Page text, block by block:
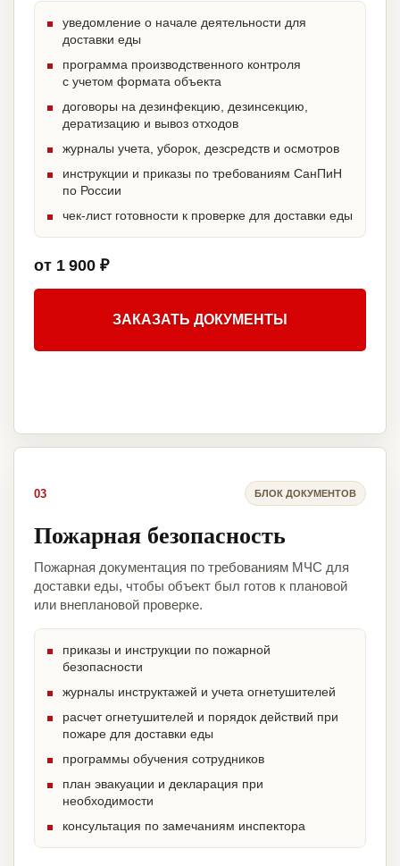
уведомление о начале деятельности для
доставки еды
программа производственного контроля
с учетом формата объекта
договоры на дезинфекцию, дезинсекцию,
дератизацию и вывоз отходов
журналы учета, уборок, дезсредств и осмотров
инструкции и приказы по требованиям СанПиН
по России
чек-лист готовности к проверке для доставки еды
от 1 900 ₽
ЗАКАЗАТЬ ДОКУМЕНТЫ
03 БЛОК ДОКУМЕНТОВ
Пожарная безопасность
Пожарная документация по требованиям МЧС для
доставки еды, чтобы объект был готов к плановой
или внеплановой проверке.
приказы и инструкции по пожарной
безопасности
журналы инструктажей и учета огнетушителей
расчет огнетушителей и порядок действий при
пожаре для доставки еды
программы обучения сотрудников
план эвакуации и декларация при
необходимости
консультация по замечаниям инспектора